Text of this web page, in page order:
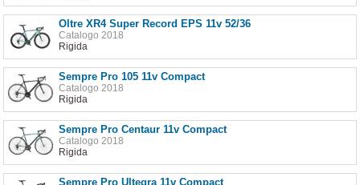
Oltre XR4 Super Record EPS 11v 52/36
Catalogo 2018
Rigida
Sempre Pro 105 11v Compact
Catalogo 2018
Rigida
Sempre Pro Centaur 11v Compact
Catalogo 2018
Rigida
Sempre Pro Ultegra 11v Compact